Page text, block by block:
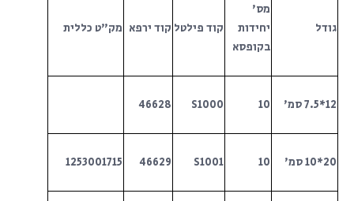
גודל
מס'
יחידות
בקופסא
קוד פילטל קוד ירפא מק"ט כללית
12*7.5 סמ' 10
S1000
46628
20*10 סמ' 10
S1001
46629
1253001715